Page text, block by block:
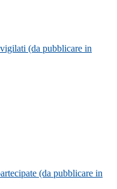
(da pubblicare in
(da pubblicare in